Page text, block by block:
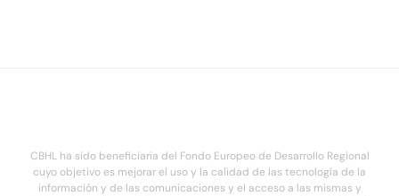
CBHL ha sido beneficiaria del Fondo Europeo de Desarrollo Regional
cuyo objetivo es mejorar el uso y la calidad de las tecnología de la
información y de las comunicaciones y el acceso a las mismas y